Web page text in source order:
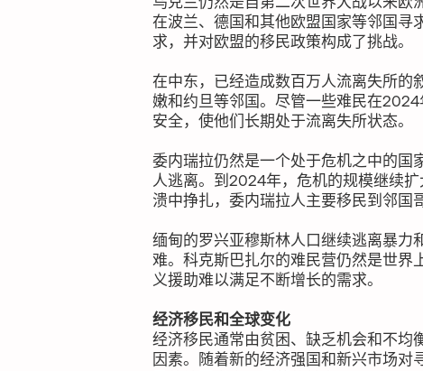
在波兰、德国和其他欧盟国家等邻国寻
求，并对欧盟的移民政策构成了挑战。
在中东，已经造成数百万人流离失所的
嫩和约旦等邻国。尽管一些难民在
安全，使他们长期处于流离失所状态。
委内瑞拉仍然是一个处于危机之中的国
人逃离。到2024年，危机的规模继续
溃中挣扎，委内瑞拉人主要移民到邻国
缅甸的罗兴亚穆斯林人口继续逃离暴力
难。科克斯巴扎尔的难民营仍然是世界
义援助难以满足不断增长的需求。
经济移民和全球变化
经济移民通常由贫困、缺乏机会和不均
因素。随着新的经济强国和新兴市场